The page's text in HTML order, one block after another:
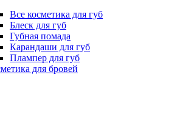
Все косметика для губ
Блеск для губ
Губная помада
Карандаши для губ
Плампер для губ
для бровей